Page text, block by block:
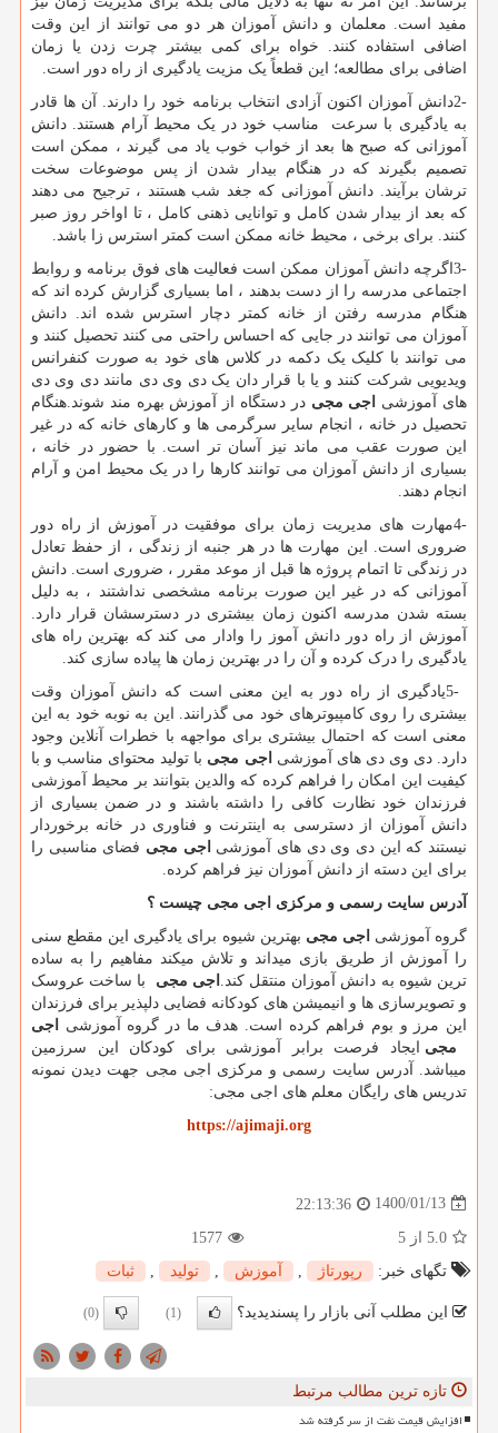
مفید است. معلمان و دانش آموزان هر دو می توانند از این وقت
اضافی استفاده کنند. خواه برای کمی بیشتر چرت زدن یا زمان
اضافی برای مطالعه؛ این قطعاً یک مزیت یادگیری از راه دور است.
2-دانش آموزان اکنون آزادی انتخاب برنامه خود را دارند. آن ها قادر
به یادگیری با سرعت مناسب خود در یک محیط آرام هستند. دانش
آموزانی که صبح ها بعد از خواب خوب یاد می گیرند ، ممکن است
تصمیم بگیرند که در هنگام بیدار شدن از پس موضوعات سخت
ترشان برآیند. دانش آموزانی که جغد شب هستند ، ترجیح می دهند
که بعد از بیدار شدن کامل و توانایی ذهنی کامل ، تا اواخر روز صبر
کنند. برای برخی ، محیط خانه ممکن است کمتر استرس زا باشد.
3- اگرچه دانش آموزان ممکن است فعالیت های فوق برنامه و روابط
اجتماعی مدرسه را از دست بدهند ، اما بسیاری گزارش کرده اند که
هنگام مدرسه رفتن از خانه کمتر دچار استرس شده اند. دانش
آموزان می توانند در جایی که احساس راحتی می کنند تحصیل کنند و
می توانند با کلیک یک دکمه در کلاس های خود به صورت کنفرانس
ویدیویی شرکت کنند و یا با قرار دان یک دی وی دی مانند دی وی دی
های آموزشی اجی مجی در دستگاه از آموزش بهره مند شوند.هنگام
تحصیل در خانه ، انجام سایر سرگرمی ها و کارهای خانه که در غیر
این صورت عقب می ماند نیز آسان تر است. با حضور در خانه ،
بسیاری از دانش آموزان می توانند کارها را در یک محیط امن و آرام
انجام دهند.
4-مهارت های مدیریت زمان برای موفقیت در آموزش از راه دور
ضروری است. این مهارت ها در هر جنبه از زندگی ، از حفظ تعادل
در زندگی تا اتمام پروژه ها قبل از موعد مقرر ، ضروری است. دانش
آموزانی که در غیر این صورت برنامه مشخصی نداشتند ، به دلیل
بسته شدن مدرسه اکنون زمان بیشتری در دسترسشان قرار دارد.
آموزش از راه دور دانش آموز را وادار می کند که بهترین راه های
یادگیری را درک کرده و آن را در بهترین زمان ها پیاده سازی کند.
5-یادگیری از راه دور به این معنی است که دانش آموزان وقت
بیشتری را روی کامپیوترهای خود می گذرانند. این به نوبه خود به این
معنی است که احتمال بیشتری برای مواجهه با خطرات آنلاین وجود
دارد. دی وی دی های آموزشی اجی مجی با تولید محتوای مناسب و با
کیفیت این امکان را فراهم کرده که والدین بتوانند بر محیط آموزشی
فرزندان خود نظارت کافی را داشته باشند و در ضمن بسیاری از
دانش آموزان از دسترسی به اینترنت و فناوری در خانه برخوردار
نیستند که این دی وی دی های آموزشی اجی مجی فضای مناسبی را
برای این دسته از دانش آموزان نیز فراهم کرده.
آدرس سایت رسمی و مرکزی اجی مجی چیست ؟
گروه آموزشی اجی مجی بهترین شیوه برای یادگیری این مقطع سنی
را آموزش از طریق بازی میداند و تلاش میکند مفاهیم را به ساده
ترین شیوه به دانش آموزان منتقل کند.
اجی مجی با ساخت عروسک
و تصویرسازی ها و انیمیشن های کودکانه فضایی دلپذیر برای فرزندان
این مرز و بوم فراهم کرده است. هدف ما در گروه آموزشی
اجی
مجی ایجاد فرصت برابر آموزشی برای کودکان این سرزمین
میباشد. آدرس سایت رسمی و مرکزی اجی مجی جهت دیدن نمونه
تدریس های رایگان معلم های اجی مجی:
https://ajimaji.org
1400/01/13
22:13:36
5.0 از 5
1577
تگهای خبر:
رپورتاژ آموزش تولید ثبات
این مطلب آنی بازار را پسندیدید؟ (1)
(0)
تازه ترین مطالب مرتبط
افزایش قیمت نفت از سر گرفته شد